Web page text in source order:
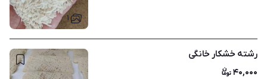
۱
رشته خشکار خانگی
۴۰,۰۰۰